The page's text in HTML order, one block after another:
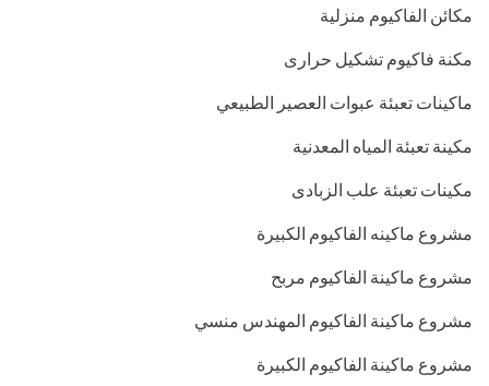
مكائن الفاكيوم منزلية
مكنة فاكيوم تشكيل حرارى
ماكينات تعبئة عبوات العصير الطبيعي
مكينة تعبئة المياه المعدنية
مكينات تعبئة علب الزبادى
مشروع ماكينه الفاكيوم الكبيرة
مشروع ماكينة الفاكيوم مربح
مشروع ماكينة الفاكيوم المهندس منسي
مشروع ماكينة الفاكيوم الكبيرة